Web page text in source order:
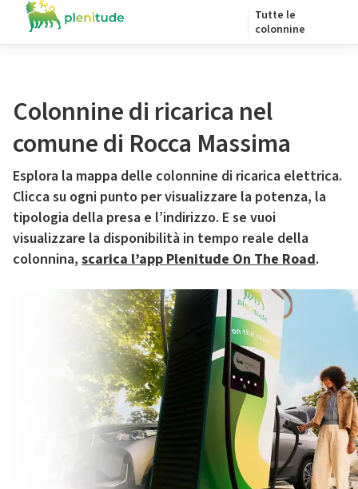
Tutte le
colonnine
Colonnine di ricarica nel
comune di Rocca Massima
Esplora la mappa delle colonnine di ricarica elettrica.
Clicca su ogni punto per visualizzare la potenza, la
tipologia della presa e l’indirizzo. E se vuoi
visualizzare la disponibilità in tempo reale della
colonnina, scarica l’app Plenitude On The Road.